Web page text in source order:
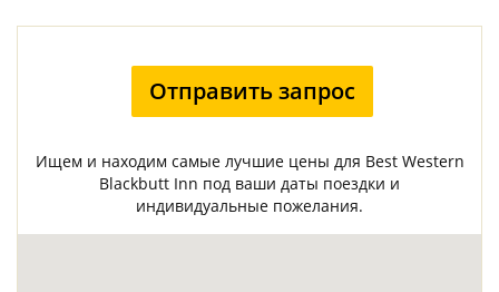
Отправить запрос
Ищем и находим самые лучшие цены для Best Western
Blackbutt Inn под ваши даты поездки и
индивидуальные пожелания.